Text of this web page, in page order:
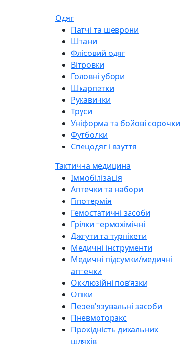
Одяг
Патчі та шеврони
Штани
Флісовий одяг
Вітровки
Головні убори
Шкарпетки
Рукавички
Труси
Уніформа та бойові сорочки
Футболки
Спецодяг і взуття
Тактична медицина
Іммобілізація
Аптечки та набори
Гіпотермія
Гемостатичні засоби
Грілки термохімічні
Джгути та турнікети
Медичні інструменти
Медичні підсумки/медичні
аптечки
Окклюзійні повʼязки
Опіки
Перев'язувальні засоби
Пневмоторакс
Прохідність дихальних
шляхів